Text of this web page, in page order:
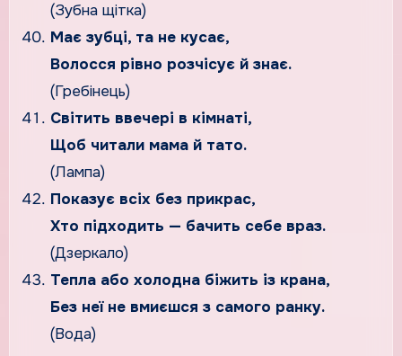
(Зубна щітка)
Має зубці, та не кусає,
Волосся рівно розчісує й знає.
(Гребінець)
Світить ввечері в кімнаті,
Щоб читали мама й тато.
(Лампа)
Показує всіх без прикрас,
Хто підходить — бачить себе враз.
(Дзеркало)
Тепла або холодна біжить із крана,
Без неї не вмиєшся з самого ранку.
(Вода)